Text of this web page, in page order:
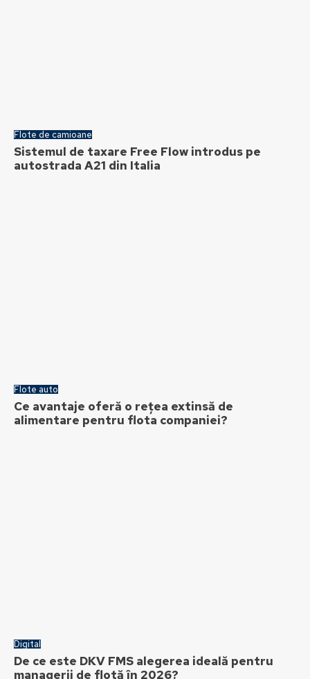
Flote de camioane
Sistemul de taxare Free Flow introdus pe
autostrada A21 din Italia
Flote auto
Ce avantaje oferă o rețea extinsă de
alimentare pentru flota companiei?
Digital
De ce este DKV FMS alegerea ideală pentru
managerii de flotă în 2026?